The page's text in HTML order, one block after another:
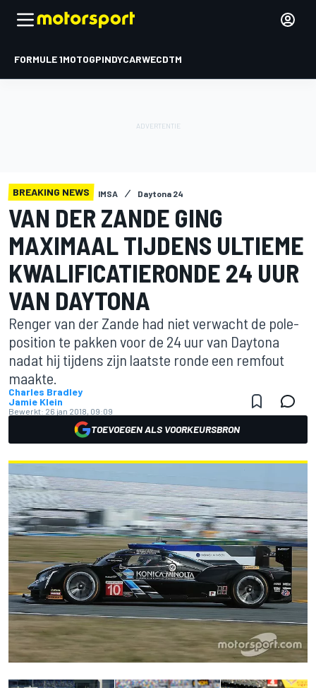
FORMULE 1MOTOGPINDYCARWECDTM
BREAKING NEWS IMSA Daytona 24
VAN DER ZANDE GING
MAXIMAAL TIJDENS ULTIEME
KWALIFICATIERONDE 24 UUR
VAN DAYTONA
Renger van der Zande had niet verwacht de pole-
position te pakken voor de 24 uur van Daytona
nadat hij tijdens zijn laatste ronde een remfout
maakte.
Charles Bradley
Jamie Klein
Bewerkt: 26 jan 2018, 09:09
TOEVOEGEN ALS VOORKEURSBRON